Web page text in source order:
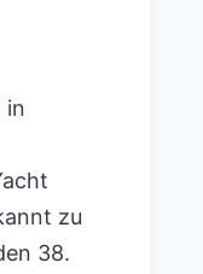
in
zu
38.